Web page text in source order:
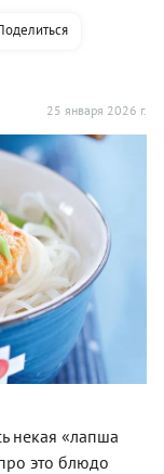
25 января 2026 г.
некая «лапша
это блюдо